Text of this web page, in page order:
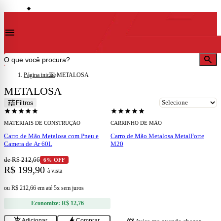
◆storefront
menu
search
Página inicial ›METALOSA
METALOSA
tune Filtros
starstarstarstarstar
MATERIAIS DE CONSTRUÇÃO
Carro de Mão Metalosa com Pneu e
Camera de Ar 60L
de R$ 212,66 6% OFF
R$ 199,90 à vista
ou R$ 212,66 em até 5x sem juros
Economize: R$ 12,76
ESGOTADO
starstarstarstarstar
CARRINHO DE MÃO
Carro de Mão Metalosa MetalForte
M20